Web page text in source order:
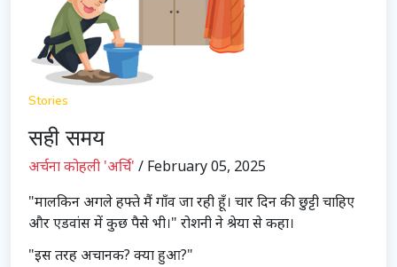
Stories
सही समय
अर्चना कोहली 'अर्चि' / February 05, 2025
"मालकिन अगले हफ्ते मैं गाँव जा रही हूँ। चार दिन की छुट्टी चाहिए
और एडवांस में कुछ पैसे भी।" रोशनी ने श्रेया से कहा।
"इस तरह अचानक? क्या हुआ?"